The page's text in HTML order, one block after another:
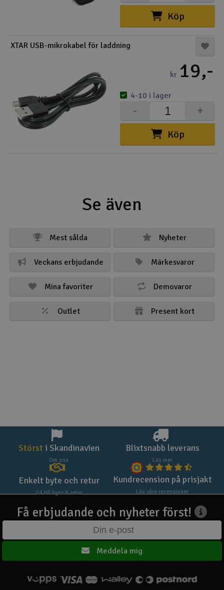
Köp
XTAR USB-mikrokabel för laddning
kr 19,-
Köp
+
-
4-10 i lager
Se även
Mest sålda Nyheter
Veckans erbjudande Märkesvaror
Mina favoriter Demovaror
Outlet Present kort
Störst i Skandinavien
Om oss
Blixtsnabb leverans
Läs mer
Enkelt byte och retur
Gå till byte & retur
Kundrecension på prisjakt
Läs våra recensioner
Få erbjudande och nyheter först!
Meddela mig